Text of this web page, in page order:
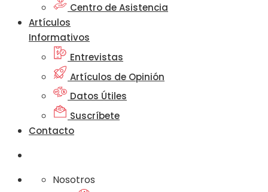
Centro de Asistencia
Artículos
Informativos
Entrevistas
Artículos de Opinión
Datos Útiles
Suscríbete
Contacto
Nosotros